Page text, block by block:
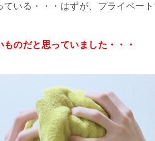
ている・・・はずが、プライベー
のだと思っていました・・・